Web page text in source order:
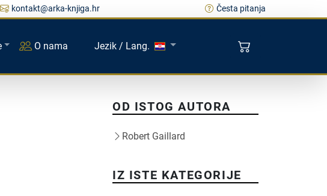
kontakt@arka-knjiga.hr Česta pitanja
O nama Jezik / Lang.
OD ISTOG AUTORA
Robert Gaillard
IZ ISTE KATEGORIJE